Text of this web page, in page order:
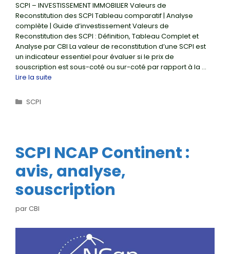
SCPI – INVESTISSEMENT IMMOBILIER Valeurs de
Reconstitution des SCPI Tableau comparatif | Analyse
complète | Guide d’investissement Valeurs de
Reconstitution des SCPI : Définition, Tableau Complet et
Analyse par CBI La valeur de reconstitution d’une SCPI est
un indicateur essentiel pour évaluer si le prix de
souscription est sous-coté ou sur-coté par rapport à la …
Lire la suite
Catégories
SCPI
SCPI NCAP Continent :
avis, analyse,
souscription
parCBI